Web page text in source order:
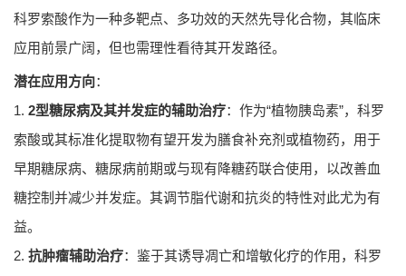
科罗索酸作为一种多靶点、多功效的天然先导化合物，其临床
应用前景广阔，但也需理性看待其开发路径。
潜在应用方向：
1. 2型糖尿病及其并发症的辅助治疗：作为“植物胰岛素”，科罗
索酸或其标准化提取物有望开发为膳食补充剂或植物药，用于
早期糖尿病、糖尿病前期或与现有降糖药联合使用，以改善血
糖控制并减少并发症。其调节脂代谢和抗炎的特性对此尤为有
益。
2. 抗肿瘤辅助治疗：鉴于其诱导凋亡和增敏化疗的作用，科罗